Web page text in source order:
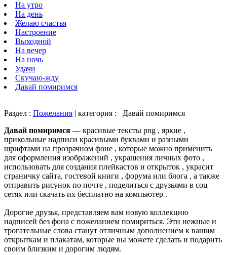
На утро
На день
Желаю счастья
Настроение
Выходной
На вечер
На ночь
Удачи
Скучаю-жду
Давай помиримся
Раздел : Пожелания | категория : Давай помиримся
Давай помиримся — красивые тексты png , яркие ,
прикольные надписи красивыми буквами и разными
шрифтами на прозрачном фоне , которые можно применить
для оформления изображений , украшения личных фото ,
использовать для создания плейкастов и открыток , украсит
страничку сайта, гостевой книги , форума или блога , а также
отправить рисунок по почте , поделиться с друзьями в соц
сетях или скачать их бесплатно на компьютер .
Дорогие друзья, представляем вам новую коллекцию
надписей без фона с пожеланием помириться. Эти нежные и
трогательные слова станут отличным дополнением к вашим
открыткам и плакатам, которые вы можете сделать и подарить
своим близким и дорогим людям.